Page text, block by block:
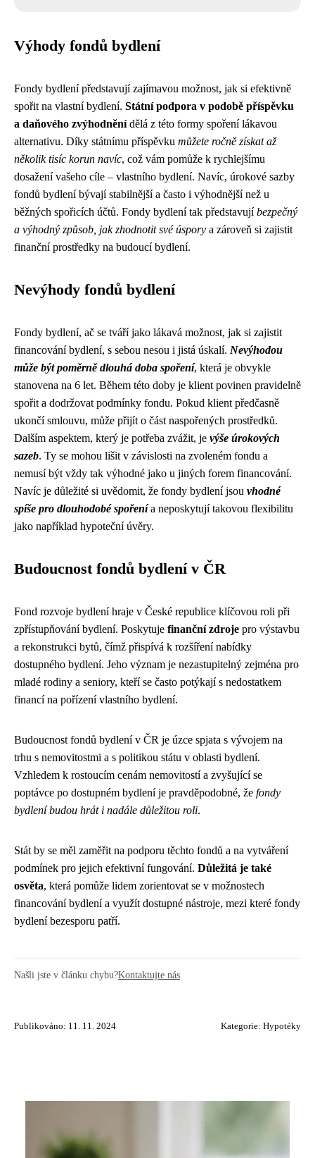
Výhody fondů bydlení
Fondy bydlení představují zajímavou možnost, jak si efektivně
spořit na vlastní bydlení. Státní podpora v podobě příspěvku
a daňového zvýhodněnídělá z této formy spoření lákavou
alternativu. Díky státnímu příspěvku můžete ročně získat až
několik tisíc korun navíc, což vám pomůže k rychlejšímu
dosažení vašeho cíle – vlastního bydlení. Navíc, úrokové sazby
fondů bydlení bývají stabilnější a často i výhodnější než u
běžných spořicích účtů. Fondy bydlení tak představují bezpečný
a výhodný způsob, jak zhodnotit své úspory a zároveň si zajistit
finanční prostředky na budoucí bydlení.
Nevýhody fondů bydlení
Fondy bydlení, ač se tváří jako lákavá možnost, jak si zajistit
financování bydlení, s sebou nesou i jistá úskalí. Nevýhodou
může být poměrně dlouhá doba spoření, která je obvykle
stanovena na 6 let. Během této doby je klient povinen pravidelně
spořit a dodržovat podmínky fondu. Pokud klient předčasně
ukončí smlouvu, může přijít o část naspořených prostředků.
Dalším aspektem, který je potřeba zvážit, je výše úrokových
sazeb. Ty se mohou lišit v závislosti na zvoleném fondu a
nemusí být vždy tak výhodné jako u jiných forem financování.
Navíc je důležité si uvědomit, že fondy bydlení jsou vhodné
spíše pro dlouhodobé spořenía neposkytují takovou flexibilitu
jako například hypoteční úvěry.
Budoucnost fondů bydlení v ČR
Fond rozvoje bydlení hraje v České republice klíčovou roli při
zpřístupňování bydlení. Poskytuje finanční zdroje pro výstavbu
a rekonstrukci bytů, čímž přispívá k rozšíření nabídky
dostupného bydlení. Jeho význam je nezastupitelný zejména pro
mladé rodiny a seniory, kteří se často potýkají s nedostatkem
financí na pořízení vlastního bydlení.
Budoucnost fondů bydlení v ČR je úzce spjata s vývojem na
trhu s nemovitostmi a s politikou státu v oblasti bydlení.
Vzhledem k rostoucím cenám nemovitostí a zvyšující se
poptávce po dostupném bydlení je pravděpodobné, že fondy
bydlení budou hrát i nadále důležitou roli.
Stát by se měl zaměřit na podporu těchto fondů a na vytváření
podmínek pro jejich efektivní fungování. Důležitá je také
osvěta, která pomůže lidem zorientovat se v možnostech
financování bydlení a využít dostupné nástroje, mezi které fondy
bydlení bezesporu patří.
Našli jste v článku chybu?Kontaktujte nás
Publikováno: 11. 11. 2024 Kategorie: Hypotéky